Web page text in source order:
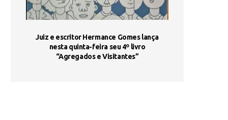
Juiz e escritor Hermance Gomes lança
nesta quinta-feira seu 4º livro
“Agregados e Visitantes”